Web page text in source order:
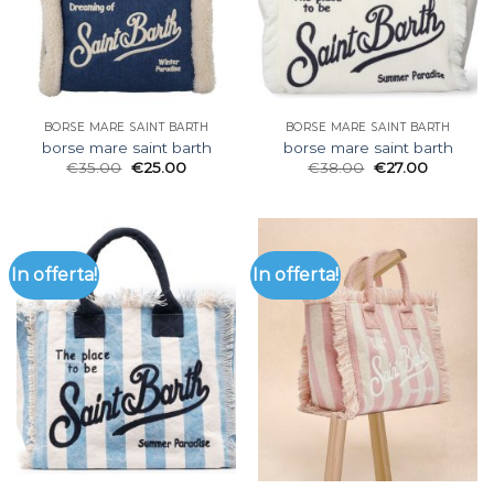
BORSE MARE SAINT BARTH
borse mare saint barth
€35.00 €25.00
BORSE MARE SAINT BARTH
borse mare saint barth
€38.00 €27.00
In offerta! In offerta!